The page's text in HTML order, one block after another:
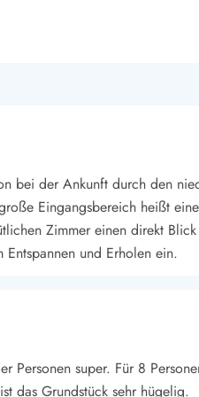
bei der Ankunft durch den
Eingangsbereich heißt
Zimmer einen direkt
und Erholen ein.
Personen super. Für 8
das Grundstück sehr hügelig.